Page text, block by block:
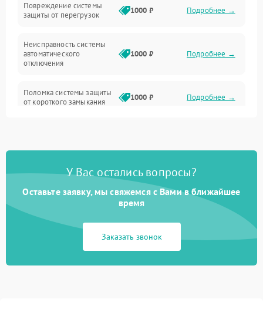
Электропитание
Механика
Корпус/Герметичность
Повреждение системы
защиты от перегрузок
1000 ₽ Подробнее →
Неисправность системы
автоматического
отключения
1000 ₽ Подробнее →
Поломка системы защиты
от короткого замыкания
1000 ₽ Подробнее →
Неисправность системы
перенапряжения
1000 ₽ Подробнее →
Неисправность системы
защиты от замыкания
1000 ₽
защиты от перегрева
У Вас остались вопросы?
Оставьте заявку, мы свяжемся с Вами в ближайшее
время
Заказать звонок